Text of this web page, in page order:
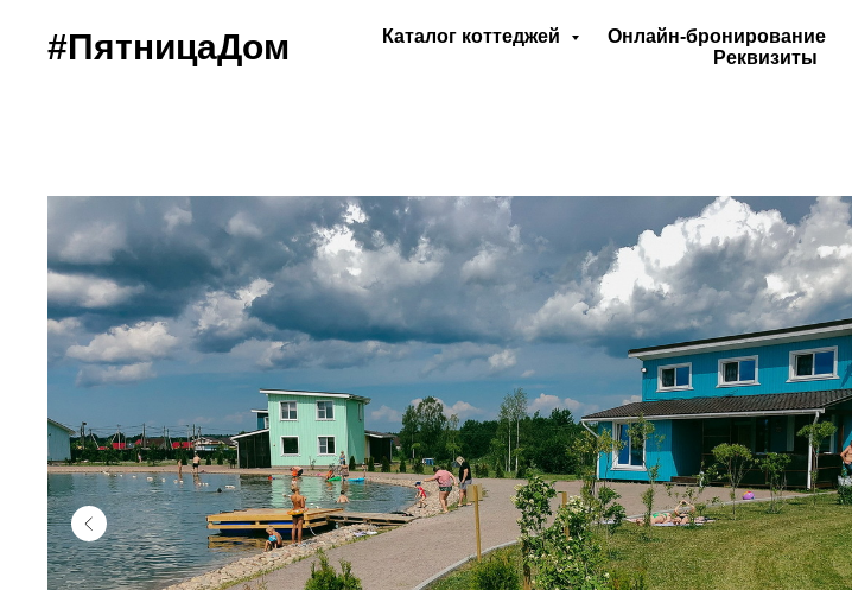
#ПятницаДом Каталог коттеджей Онлайн-бронирование
Реквизиты